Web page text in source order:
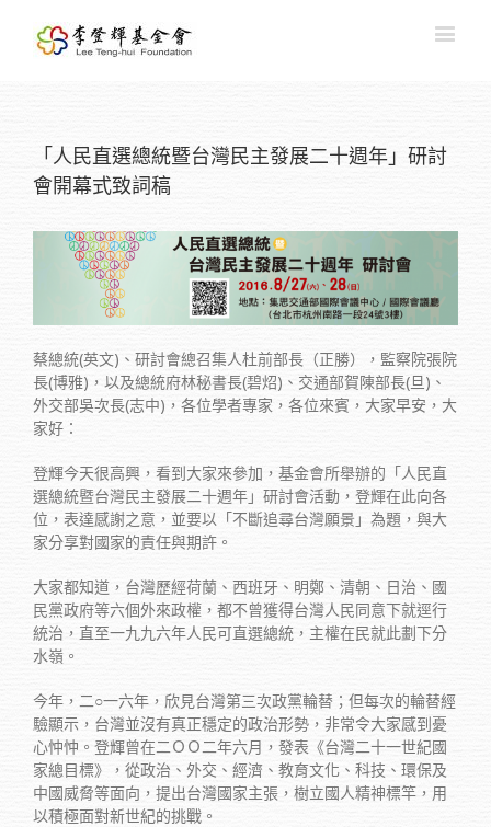
「人民直選總統暨台灣民主發展二十週年」研討
會開幕式致詞稿
蔡總統(英文)、研討會總召集人杜前部長（正勝），監察院張院
長(博雅)，以及總統府林秘書長(碧炤)、交通部賀陳部長(旦)、
外交部吳次長(志中)，各位學者專家，各位來賓，大家早安，大
家好：
登輝今天很高興，看到大家來參加，基金會所舉辦的「人民直
選總統暨台灣民主發展二十週年」研討會活動，登輝在此向各
位，表達感謝之意，並要以「不斷追尋台灣願景」為題，與大
家分享對國家的責任與期許。
大家都知道，台灣歷經荷蘭、西班牙、明鄭、清朝、日治、國
民黨政府等六個外來政權，都不曾獲得台灣人民同意下就逕行
統治，直至一九九六年人民可直選總統，主權在民就此劃下分
水嶺。
今年，二○一六年，欣見台灣第三次政黨輪替；但每次的輪替經
驗顯示，台灣並沒有真正穩定的政治形勢，非常令大家感到憂
心忡忡。登輝曾在二ＯＯ二年六月，發表《台灣二十一世紀國
家總目標》，從政治、外交、經濟、教育文化、科技、環保及
中國威脅等面向，提出台灣國家主張，樹立國人精神標竿，用
以積極面對新世紀的挑戰。